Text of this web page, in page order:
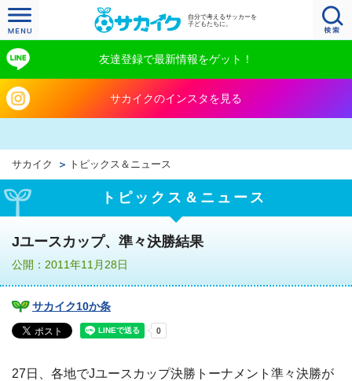
自分で考えるサッカーを
子どもたちに。
友達登録で最新情報をゲット！
サカイクのインスタを見る
サカイク トピックス＆ニュース
トピックス＆ニュース
Jユースカップ、準々決勝結果
公開：2011年11月28日
サカイク10か条
27日、各地でJユースカップ決勝トーナメント準々決勝が